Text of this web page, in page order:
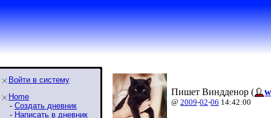
Войти в систему
Home
- Создать дневник
- Написать в дневник
Пишет Виндденор (
@ 2009-02-06 14:42:00